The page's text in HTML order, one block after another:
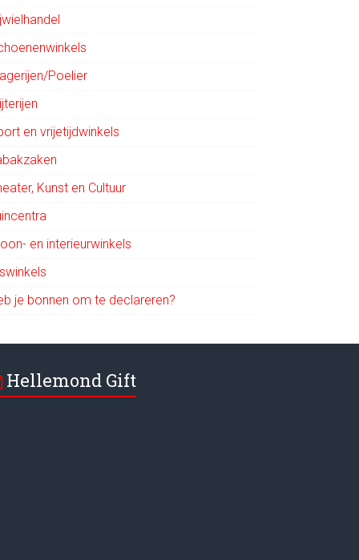
Poelier
en vrijetijdwinkels
Kunst en Cultuur
en interieurwinkels
je bonnen om te declareren?
Hellemond Gift